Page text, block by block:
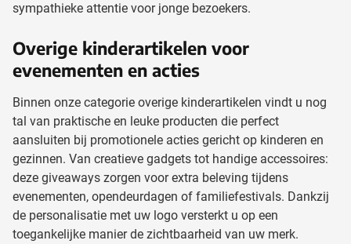
sympathieke attentie voor jonge bezoekers.
Overige kinderartikelen voor
evenementen en acties
Binnen onze categorie overige kinderartikelen vindt u nog
tal van praktische en leuke producten die perfect
aansluiten bij promotionele acties gericht op kinderen en
gezinnen. Van creatieve gadgets tot handige accessoires:
deze giveaways zorgen voor extra beleving tijdens
evenementen, opendeurdagen of familiefestivals. Dankzij
de personalisatie met uw logo versterkt u op een
toegankelijke manier de zichtbaarheid van uw merk.